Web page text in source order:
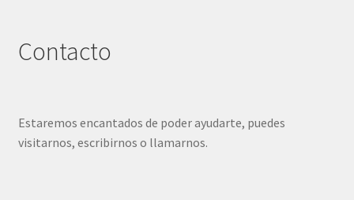
Contacto
Estaremos encantados de poder ayudarte, puedes
visitarnos, escribirnos o llamarnos.